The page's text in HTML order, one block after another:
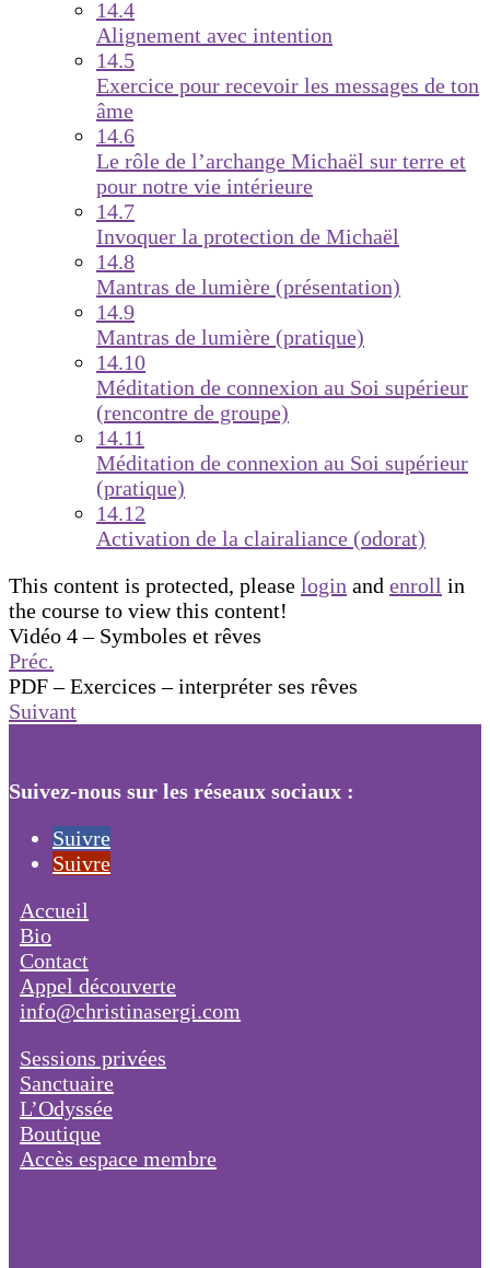
14.4
Alignement avec intention
14.5
Exercice pour recevoir les messages de ton
âme
14.6
Le rôle de l’archange Michaël sur terre et
pour notre vie intérieure
14.7
Invoquer la protection de Michaël
14.8
Mantras de lumière (présentation)
14.9
Mantras de lumière (pratique)
14.10
Méditation de connexion au Soi supérieur
(rencontre de groupe)
14.11
Méditation de connexion au Soi supérieur
(pratique)
14.12
Activation de la clairaliance (odorat)
This content is protected, please login and enroll in
the course to view this content!
Vidéo 4 – Symboles et rêves
Préc.
PDF – Exercices – interpréter ses rêves
Suivant
Suivez-nous sur les réseaux sociaux :
Suivre
Suivre
Accueil
Bio
Contact
Appel découverte
info@christinasergi.com
Sessions privées
Sanctuaire
L’Odyssée
Boutique
Accès espace membre